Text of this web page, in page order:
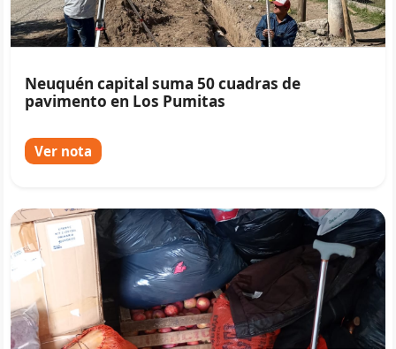
Neuquén capital suma 50 cuadras de
pavimento en Los Pumitas
Ver nota